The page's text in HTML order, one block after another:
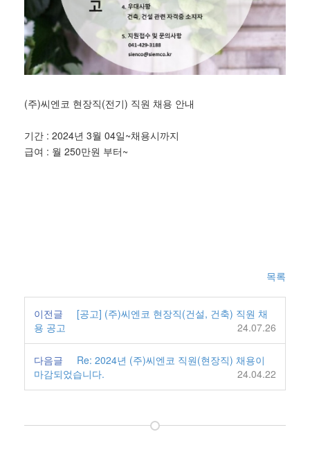
(주)씨엔코 현장직(전기) 직원 채용 안내
기간 : 2024년 3월 04일~채용시까지
급여 : 월 250만원 부터~
목록
이전글
[공고] (주)씨엔코 현장직(건설, 건축) 직원 채
용 공고
24.07.26
다음글
Re: 2024년 (주)씨엔코 직원(현장직) 채용이
마감되었습니다.
24.04.22